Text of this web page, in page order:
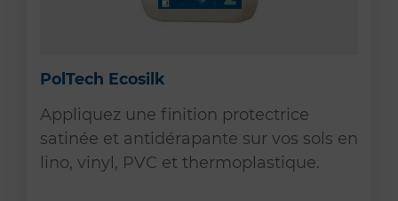
PolTech Ecosilk
Appliquez une finition protectrice
satinée et antidérapante sur vos sols en
lino, vinyl, PVC et thermoplastique.